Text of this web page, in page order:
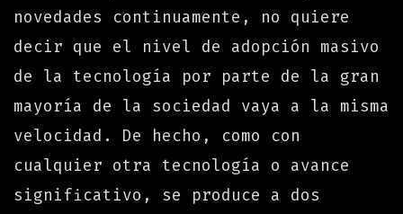
novedades continuamente, no quiere
decir que el nivel de adopción masivo
de la tecnología por parte de la gran
mayoría de la sociedad vaya a la misma
velocidad. De hecho, como con
cualquier otra tecnología o avance
significativo, se produce a dos